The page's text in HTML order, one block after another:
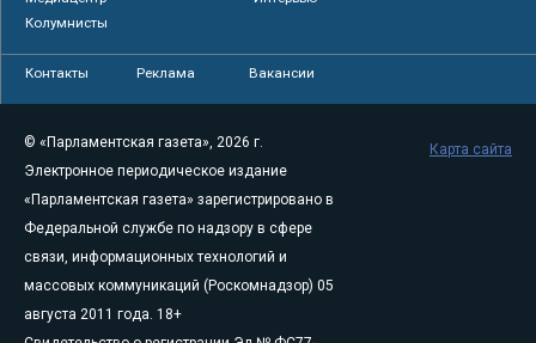
Колумнисты
Контакты Реклама Вакансии
© «Парламентская газета», 2026 г.
Электронное периодическое издание
«Парламентская газета» зарегистрировано в
Федеральной службе по надзору в сфере
связи, информационных технологий и
массовых коммуникаций (Роскомнадзор) 05
августа 2011 года. 18+
Карта сайта